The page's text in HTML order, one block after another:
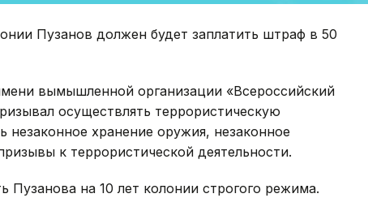
Пузанов должен будет заплатить штраф в 50
вымышленной организации «Всероссийский
осуществлять террористическую
незаконное хранение оружия, незаконное
к террористической деятельности.
Пузанова на 10 лет колонии строгого режима.